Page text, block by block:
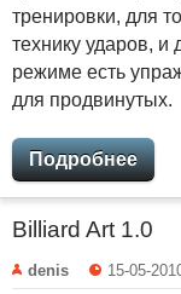
тренировки, для
технику ударов, и
режиме есть
для продвинутых.
Подробнее
Billiard Art 1.0
denis 15-05-